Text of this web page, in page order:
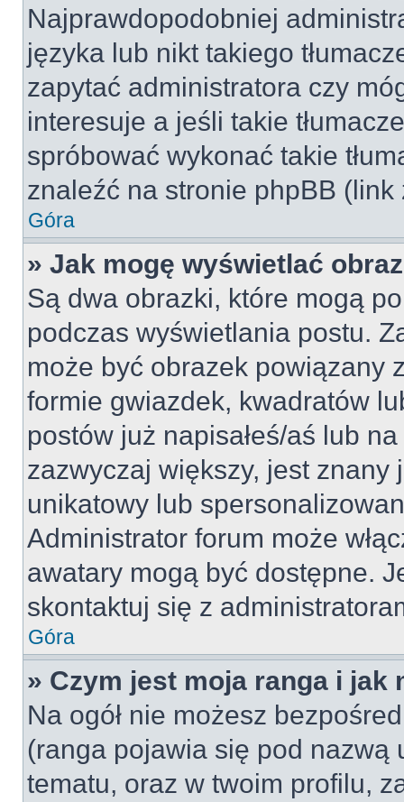
Najprawdopodobniej
języka lub nikt takiego
zapytać administratora czy
interesuje a jeśli takie
spróbować wykonać takie
znaleźć na stronie phpBB
Góra
» Jak mogę wyświetlać
Są dwa obrazki, które mogą
podczas wyświetlania postu.
może być obrazek powiązany
formie gwiazdek, kwadratów
postów już napisałeś/aś lub
zazwyczaj większy, jest
unikatowy lub
Administrator forum może
awatary mogą być dostępne.
skontaktuj się z
Góra
» Czym jest moja ranga i jak
Na ogół nie możesz
(ranga pojawia się pod
tematu, oraz w twoim profilu,